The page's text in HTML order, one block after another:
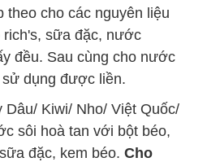
theo cho các nguyên liệu
sữa đặc, nước
đều. Sau cùng cho nước
dụng được liền.
Dâu/ Kiwi/ Nho/ Việt Quốc/
sôi hoà tan với bột béo,
đặc, kem béo. Cho